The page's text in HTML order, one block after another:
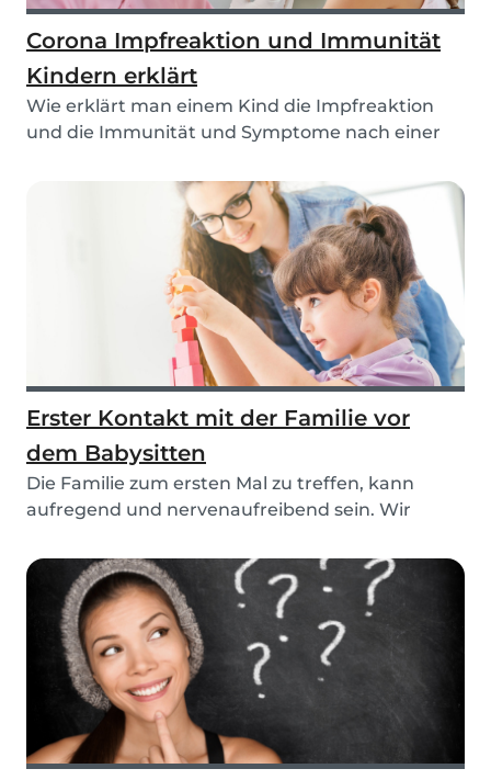
Corona Impfreaktion und Immunität
Kindern erklärt
Wie erklärt man einem Kind die Impfreaktion
und die Immunität und Symptome nach einer
Erster Kontakt mit der Familie vor
dem Babysitten
Die Familie zum ersten Mal zu treffen, kann
aufregend und nervenaufreibend sein. Wir